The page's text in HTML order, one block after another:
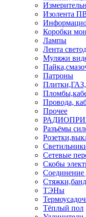
Изолента
Коробки
Лампы
Лента
Муляжи
Патроны
Провода,
Прочее
Разъёмы
Сетевые
Скобы
Соединение
ТЭНы
Тёплый пол